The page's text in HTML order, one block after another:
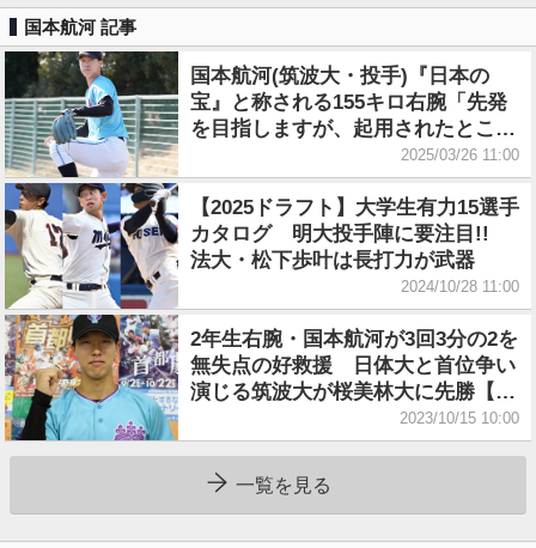
国本航河 記事
国本航河(筑波大・投手)『日本の
宝』と称される155キロ右腕「先発
を目指しますが、起用されたところ
でベストを尽くします」2025/03/26 11:00
【2025ドラフト】大学生有力15選手
カタログ 明大投手陣に要注目!!
法大・松下歩叶は長打力が武器
2024/10/28 11:00
2年生右腕・国本航河が3回3分の2を
無失点の好救援 日体大と首位争い
演じる筑波大が桜美林大に先勝【首
2023/10/15 10:00
一覧を見る